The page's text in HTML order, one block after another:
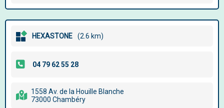
HEXASTONE (2.6 km)
1558 Av. de la Houille Blanche
73000 Chambéry